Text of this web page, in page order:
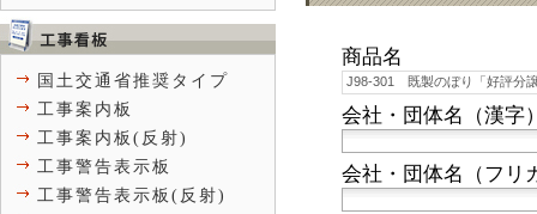
商品名
会社・団体名（漢字
会社・団体名（フリ
国土交通省推奨タイプ
工事案内板
工事案内板(反射)
工事警告表示板
工事警告表示板(反射)